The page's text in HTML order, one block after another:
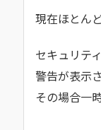
現在ほとん
セキュリテ
警告が表示
その場合一